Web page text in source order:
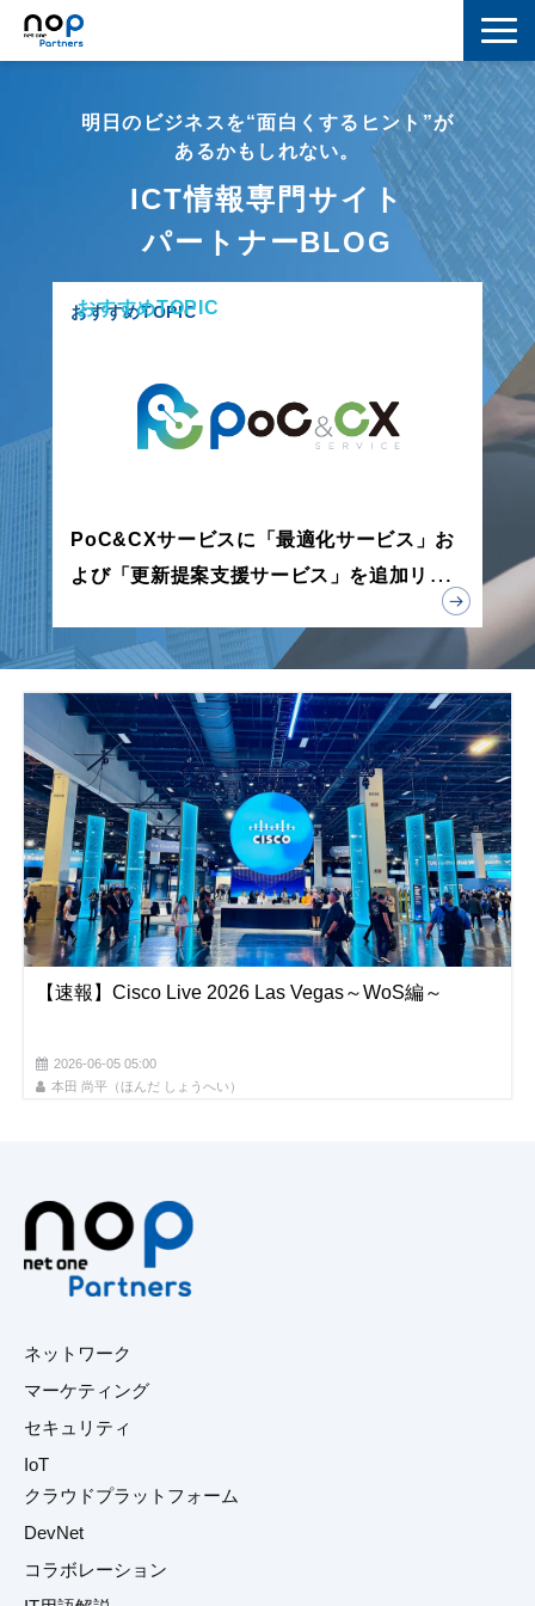
マーケティング
セキュリティ
コラボレーション
IT用語解説
明日のビジネスを“面白くするヒント”が
あるかもしれない。
ICT情報専門サイト
パートナーBLOG
おすすめTOPIC
PoC&CXサービスに「最適化サービス」お
よび「更新提案支援サービス」を追加リリ
おすすめTOPIC
【速報】Cisco Live 2026 Las Vegas～WoS編～
2026-06-05 05:00
本田 尚平（ほんだ しょうへい）
ネットワーク
マーケティング
セキュリティ
IoT
クラウドプラットフォーム
DevNet
コラボレーション